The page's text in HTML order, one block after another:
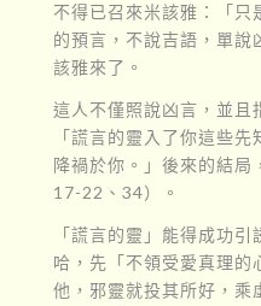
不得已召來米該雅：「只
的預言，不說吉語，單說
該雅來了。
這人不僅照說凶言，並且
「謊言的靈入了你這些
降禍於你。」後來的結局
17-22、34）。
「謊言的靈」能得成功
哈，先「不領受愛真理的
他，邪靈就投其所好，乘